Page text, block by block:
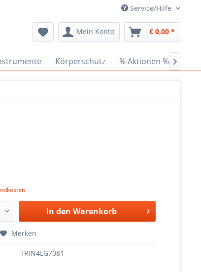
Service/Hilfe
Mein Konto € 0,00 *
Körperschutz % Aktionen % 
In den Warenkorb
Merken
TRIN4LG7081